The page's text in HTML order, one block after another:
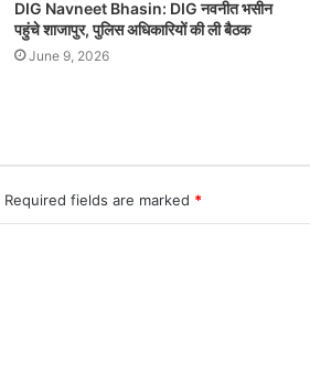
DIG Navneet Bhasin: DIG नवनीत भसीन
पहुंचे शाजापुर, पुलिस अधिकारियों की ली बैठक
June 9, 2026
Required fields are marked *